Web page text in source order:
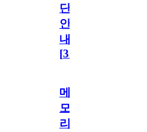
단
안
내
[31
메
모
리